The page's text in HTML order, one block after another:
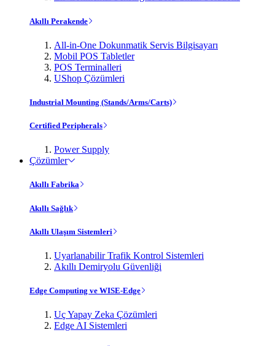
Akıllı Perakende
All-in-One Dokunmatik Servis Bilgisayarı
Mobil POS Tabletler
POS Terminalleri
UShop Çözümleri
Industrial Mounting (Stands/Arms/Carts)
Certified Peripherals
Power Supply
Çözümler
Akıllı Fabrika
Akıllı Sağlık
Akıllı Ulaşım Sistemleri
Uyarlanabilir Trafik Kontrol Sistemleri
Akıllı Demiryolu Güvenliği
Edge Computing ve WISE-Edge
Uç Yapay Zeka Çözümleri
Edge AI Sistemleri